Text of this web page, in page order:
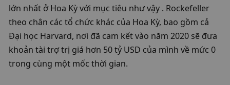
lớn nhất ở Hoa Kỳ với mục tiêu như vậy . Rockefeller
theo chân các tổ chức khác của Hoa Kỳ, bao gồm cả
Đại học Harvard, nơi đã cam kết vào năm 2020 sẽ đưa
khoản tài trợ trị giá hơn 50 tỷ USD của mình về mức 0
trong cùng một mốc thời gian.